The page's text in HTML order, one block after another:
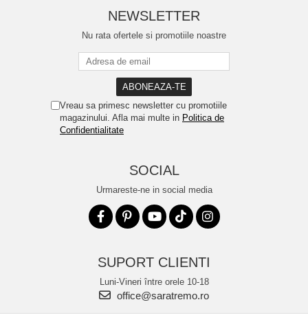
NEWSLETTER
Nu rata ofertele si promotiile noastre
Vreau sa primesc newsletter cu promotiile
magazinului. Afla mai multe in Politica de
Confidentialitate
SOCIAL
Urmareste-ne in social media
SUPORT CLIENTI
Luni-Vineri între orele 10-18
office@saratremo.ro